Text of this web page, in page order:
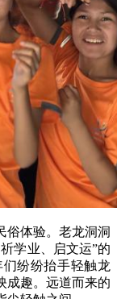
体验。老龙洞洞
学业、启文运”的
纷纷抬手轻触龙
成趣。远道而来的